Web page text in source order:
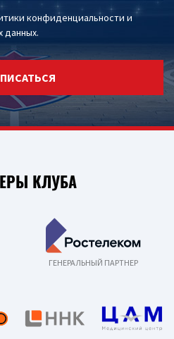
конфиденциальности и
данных.
КЛУБА
ГЕНЕРАЛЬНЫЙ ПАРТНЕР